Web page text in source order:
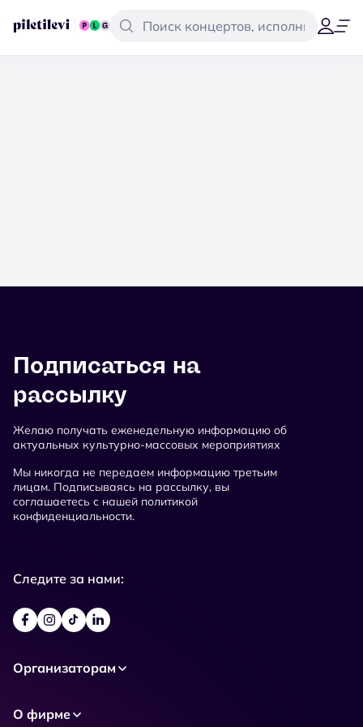
Подписаться на
рассылку
Желаю получать еженедельную информацию об
актуальных культурно-массовых мероприятиях
Мы никогда не передаем информацию третьим
лицам. Подписываясь на рассылку, вы
соглашаетесь с нашей политикой
конфиденциальности.
Следите за нами:
Организаторам
О фирме